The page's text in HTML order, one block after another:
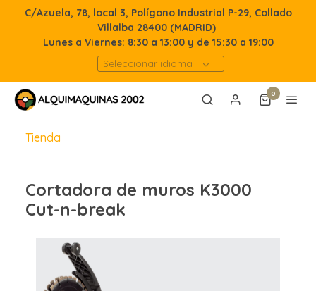
C/Azuela, 78, local 3, Polígono Industrial P-29, Collado
Villalba 28400 (MADRID)
Lunes a Viernes: 8:30 a 13:00 y de 15:30 a 19:00
Seleccionar idioma
0
Tienda
Cortadora de muros K3000
Cut-n-break